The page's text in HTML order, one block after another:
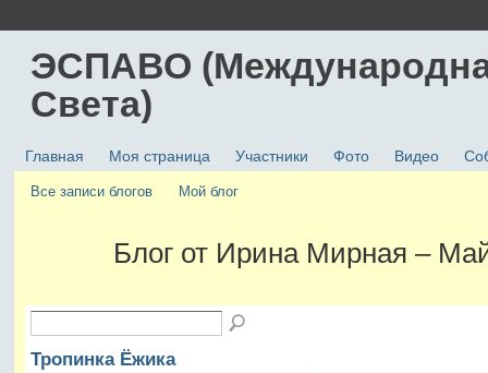
ЭСПАВО
Света)
Главная Моя страница Участники Фото Видео
Все записи блогов Мой блог
Блог от Ирина Мирная –
Тропинка Ёжика